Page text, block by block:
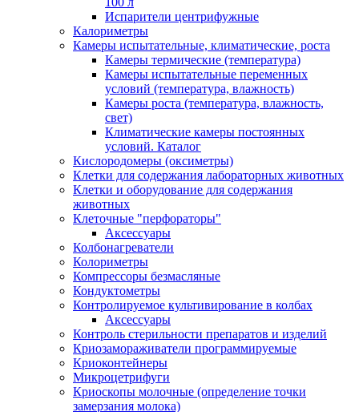
Испарители центрифужные
Калориметры
Камеры испытательные, климатические, роста
Камеры термические (температура)
Камеры испытательные переменных
условий (температура, влажность)
Камеры роста (температура, влажность,
свет)
Климатические камеры постоянных
условий. Каталог
Кислородомеры (оксиметры)
Клетки для содержания лабораторных животных
Клетки и оборудование для содержания
животных
Клеточные "перфораторы"
Аксессуары
Колбонагреватели
Колориметры
Компрессоры безмасляные
Кондуктометры
Контролируемое культивирование в колбах
Аксессуары
Контроль стерильности препаратов и изделий
Криозамораживатели программируемые
Криоконтейнеры
Микроцетрифуги
Криоскопы молочные (определение точки
замерзания молока)